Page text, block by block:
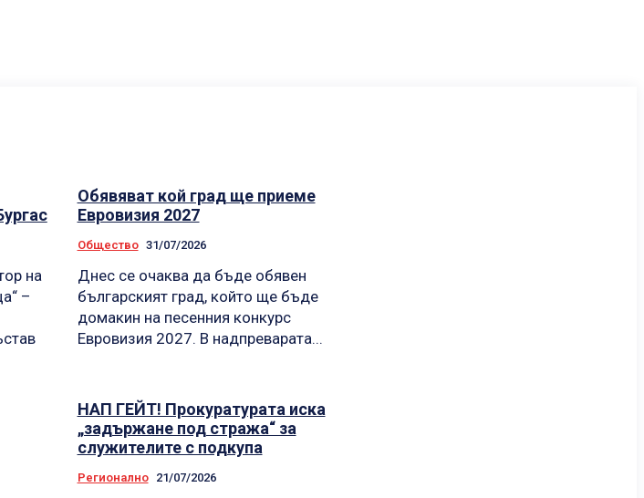
на
–
Обявяват кой град ще приеме
Евровизия 2027
Общество 31/07/2026
Днес се очаква да бъде обявен
българският град, който ще бъде
домакин на песенния конкурс
Евровизия 2027. В надпреварата...
НАП ГЕЙТ! Прокуратурата иска
„задържане под стража“ за
служителите с подкупа
Регионално 21/07/2026